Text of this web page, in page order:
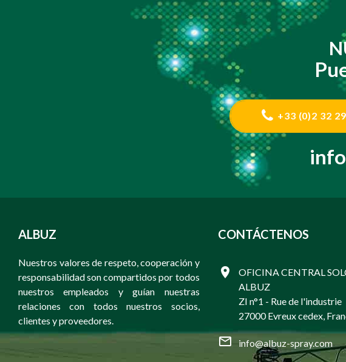
+33 (0)2 32
ALBUZ
Nuestros valores de respeto, cooperación y
responsabilidad son compartidos por todos
nuestros empleados y guían nuestras
relaciones con todos nuestros socios,
clientes y proveedores.
CONTÁCTENOS
OFICINA CENTRAL
ALBUZ
ZI n°1 - Rue de l'industrie
27000 Evreux cedex,
info@albuz-spray.com